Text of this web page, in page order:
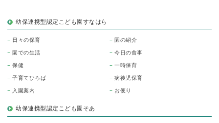
幼保連携型認定こども園すなはら
日々の保育 園の紹介
園での生活 今日の食事
保健 一時保育
子育てひろば 病後児保育
入園案内 お便り
幼保連携型認定こども園そあ